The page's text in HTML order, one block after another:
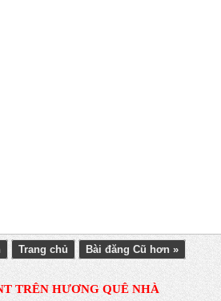
Trang chủ Bài đăng Cũ hơn »
TRÊN HƯƠNG QUÊ NHÀ